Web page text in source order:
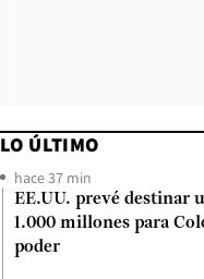
LO ÚLTIMO
hace 37 min
EE.UU. prevé destinar
1.000 millones para
poder